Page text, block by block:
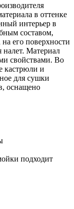
в оттенке
интерьер в
составом,
его поверхности
налет. Материал
свойствами. Во
кастрюли и
для сушки
оснащено
подходит